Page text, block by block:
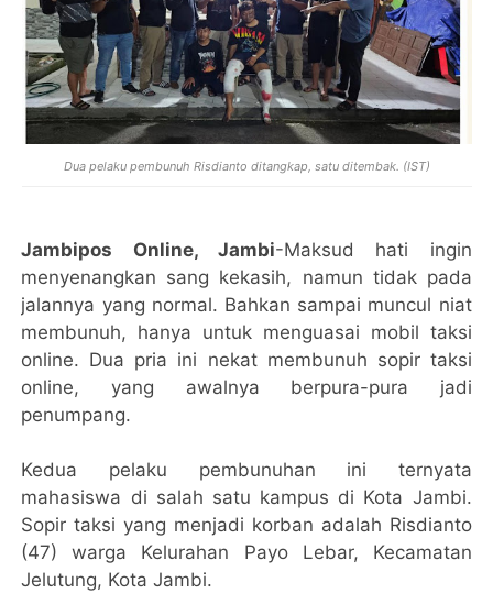
Dua pelaku pembunuh Risdianto ditangkap, satu ditembak. (IST)
Jambipos Online, Jambi-Maksud hati ingin
menyenangkan sang kekasih, namun tidak pada
jalannya yang normal. Bahkan sampai muncul niat
membunuh, hanya untuk menguasai mobil taksi
online. Dua pria ini nekat membunuh sopir taksi
online, yang awalnya berpura-pura jadi
penumpang.
Kedua pelaku pembunuhan ini ternyata
mahasiswa di salah satu kampus di Kota Jambi.
Sopir taksi yang menjadi korban adalah Risdianto
(47) warga Kelurahan Payo Lebar, Kecamatan
Jelutung, Kota Jambi.